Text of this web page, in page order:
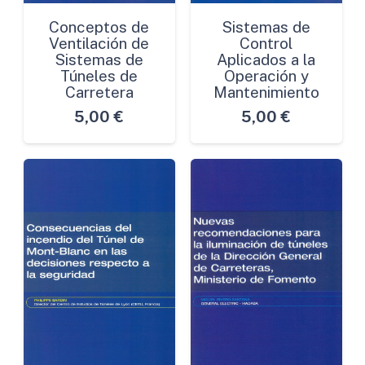
Conceptos de
Ventilación de
Sistemas de
Túneles de
Carretera
5,00 €
Sistemas de
Control
Aplicados a la
Operación y
Mantenimiento
5,00 €